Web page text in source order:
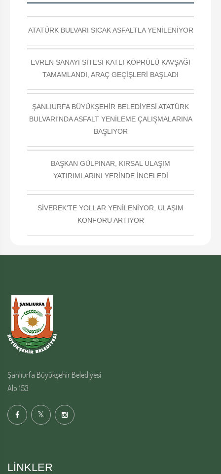
ATATÜRK BULVARI SICAK ASFALTLA YENİLENİYOR
EVREN SANAYİ SİTESİ KATLI KÖPRÜLÜ KAVŞAĞI
TAMAMLANDI, ARAÇ GEÇİŞLERİ BAŞLADI
ŞANLIURFA BÜYÜKŞEHİR BELEDİYESİ ATATÜRK
BULVARI'NDA ASFALT YENİLEME ÇALIŞMALARINA
BAŞLIYOR
BAŞKAN GÜLPINAR, KIRSAL ULAŞIM
YATIRIMLARINI YERİNDE İNCELEDİ
SİVEREK'TE YOLLAR YENİLENİYOR, ULAŞIM
KONFORU ARTIYOR
Şanlıurfa Büyükşehir Belediyesi
Alo 153
LINKLER